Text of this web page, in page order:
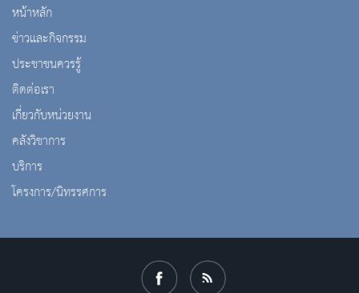
หน้าหลัก
ข่าวและกิจกรรม
ประชาชนควรรู้
ติดต่อเรา
เกี่ยวกับหน่วยงาน
คลังวิชาการ
บริการ
โครงการ/นิทรรศการ